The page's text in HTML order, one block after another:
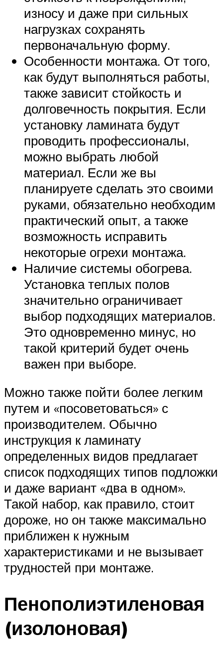
износу и даже при сильных
нагрузках сохранять
первоначальную форму.
Особенности монтажа. От того,
как будут выполняться работы,
также зависит стойкость и
долговечность покрытия. Если
установку ламината будут
проводить профессионалы,
можно выбрать любой
материал. Если же вы
планируете сделать это своими
руками, обязательно необходим
практический опыт, а также
возможность исправить
некоторые огрехи монтажа.
Наличие системы обогрева.
Установка теплых полов
значительно ограничивает
выбор подходящих материалов.
Это одновременно минус, но
такой критерий будет очень
важен при выборе.
Можно также пойти более легким
путем и «посоветоваться» с
производителем. Обычно
инструкция к ламинату
определенных видов предлагает
список подходящих типов подложки
и даже вариант «два в одном».
Такой набор, как правило, стоит
дороже, но он также максимально
приближен к нужным
характеристиками и не вызывает
трудностей при монтаже.
Пенополиэтиленовая
(изолоновая)